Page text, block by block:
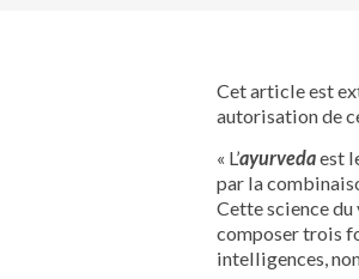
Cet article est
autorisation de
« L’ayurvedaest
par la
Cette science
composer trois
intelligences,